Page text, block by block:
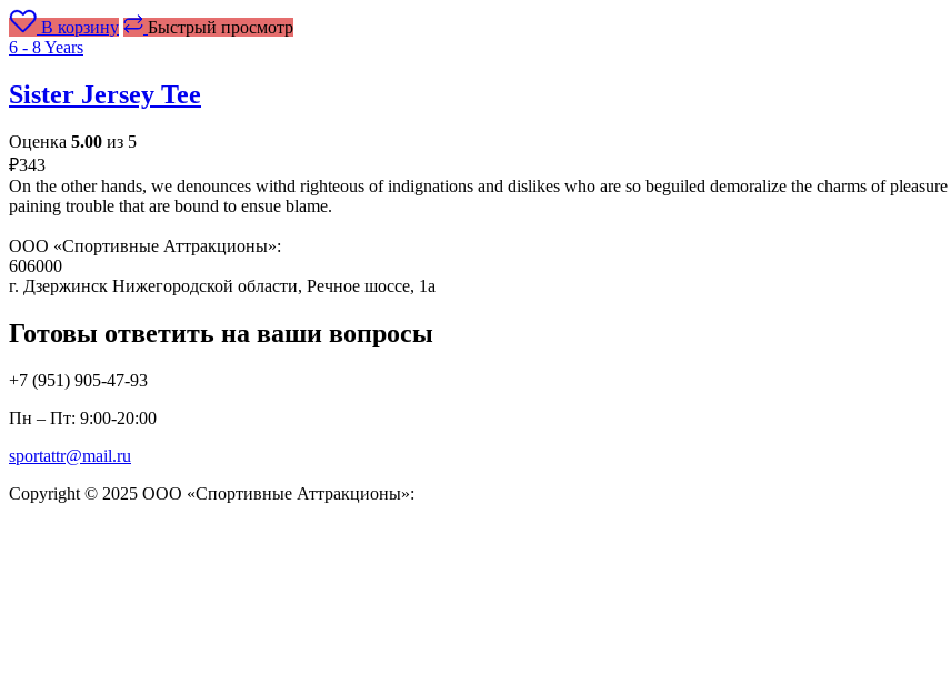
В корзину
Быстрый просмотр
6 - 8 Years
Sister Jersey Tee
Оценка 5.00 из 5
₽343
On the other hands, we denounces withd righteous of indignations and dislikes who are so beguiled demoralize the charms of
paining trouble that are bound to ensue blame.
ООО «Спортивные Аттракционы»:
606000
г. Дзержинск Нижегородской области, Речное шоссе, 1а
Готовы ответить на ваши вопросы
+7 (951) 905-47-93
Пн – Пт: 9:00-20:00
sportattr@mail.ru
Copyright © 2025 ООО «Спортивные Аттракционы»: